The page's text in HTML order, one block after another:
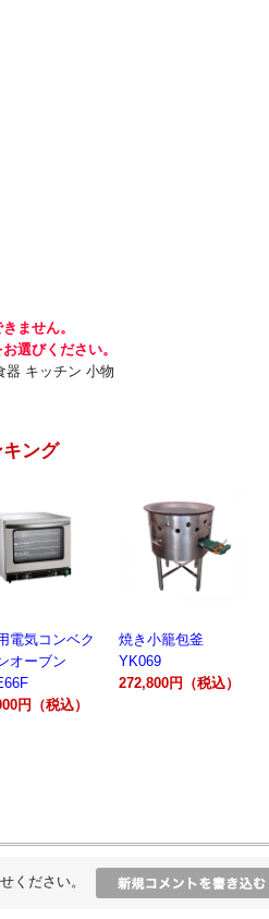
ません。
選びください。
器 キッチン 小物
ング
籠包釜
円（税込）
2層式チャーシュー
窯 KYL00602A
319,000円（税込）
ください。